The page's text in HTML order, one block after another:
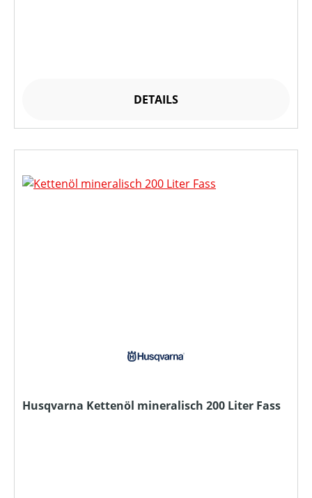
DETAILS
Husqvarna Kettenöl mineralisch 200 Liter Fass